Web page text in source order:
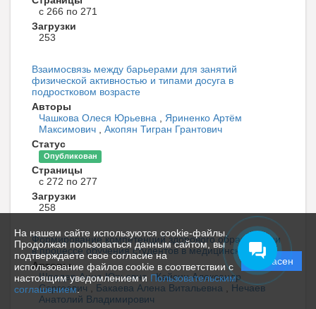
На нашем сайте используются cookie-файлы.
Продолжая пользоваться данным сайтом, вы
подтверждаете свое согласие на
использование файлов cookie в соответствии с
настоящим уведомлением и Пользовательским
соглашением.
Согласен
с 266 по 271
Загрузки
253
Взаимосвязь между барьерами для занятий
физической активностью и типами досуга в
подростковом возрасте
Авторы
Чашкова Олеся Юрьевна , Яриненко Артём
Максимович , Акопян Тигран Грантович
Статус
Опубликован
Страницы
с 272 по 277
Загрузки
258
Формирование компетенций здорового образа жизни
в процессе обучения студентов в медицинском вузе
Авторы
Шредер Анна Юрьевна ,Кайсин Александр
Сергеевич , Бакаева Алена Витальевна , Нечаев
Анатолий Владимирович